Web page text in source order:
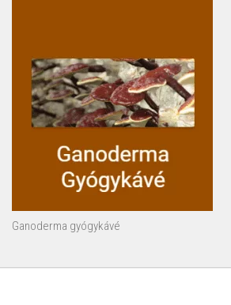
Ganoderma gyógykávé